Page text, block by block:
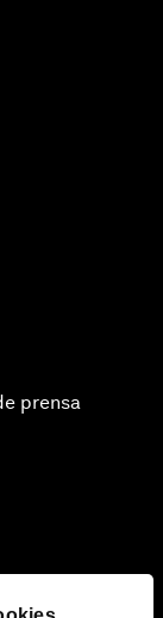
prensa